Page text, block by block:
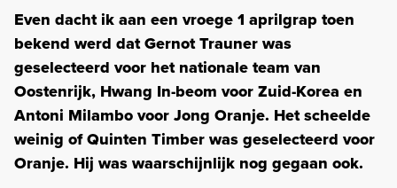
Even dacht ik aan een vroege 1 aprilgrap toen
bekend werd dat Gernot Trauner was
geselecteerd voor het nationale team van
Oostenrijk, Hwang In-beom voor Zuid-Korea en
Antoni Milambo voor Jong Oranje. Het scheelde
weinig of Quinten Timber was geselecteerd voor
Oranje. Hij was waarschijnlijk nog gegaan ook.